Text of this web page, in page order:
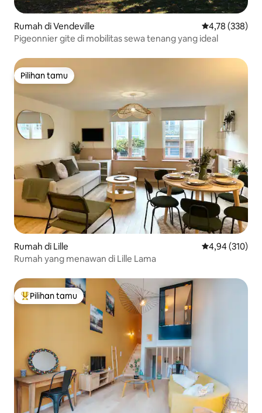
Rumah di Vendeville Nilai rata-rata
4,78 (338)
Pigeonnier gite di mobilitas sewa tenang yang ideal
Pilihan tamu
Pilihan tamu
Rumah di Lille Nilai rata-rata
4,94 (310)
Rumah yang menawan di Lille Lama
Pilihan tamu terpopuler
Pilihan tamu